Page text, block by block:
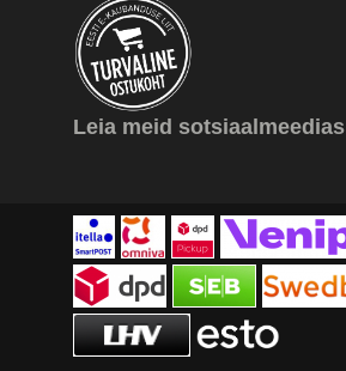
Leia meid sotsiaalmeedias